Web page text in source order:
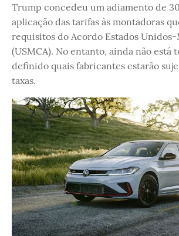
Trump concedeu um adiamento de
aplicação das tarifas às montadoras
requisitos do Acordo Estados
(USMCA). No entanto, ainda não está
definido quais fabricantes estarão
taxas.